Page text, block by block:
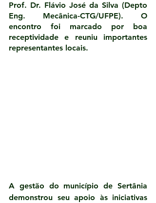
Prof. Dr. Flávio José da Silva (Depto
Eng. Mecânica-CTG/UFPE). O
encontro foi marcado por boa
receptividade e reuniu importantes
representantes locais.
A gestão do município de Sertânia
demonstrou seu apoio às iniciativas